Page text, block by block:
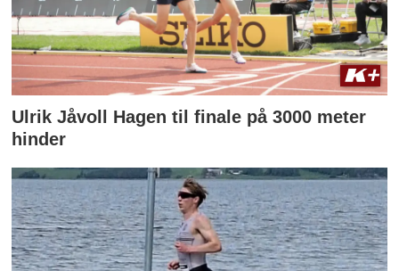
Ulrik Jåvoll Hagen til finale på 3000 meter
hinder